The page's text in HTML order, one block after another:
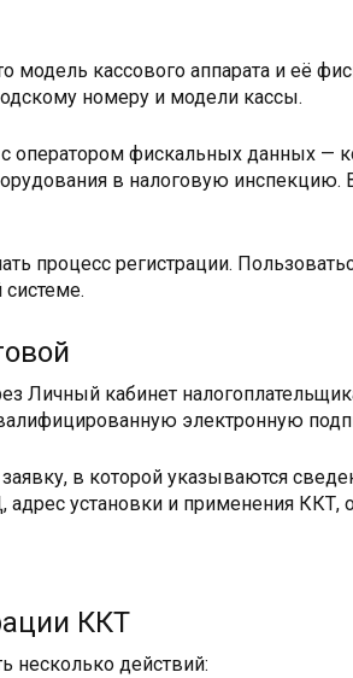
модель кассового аппарата и её
номеру и модели кассы.
оператором фискальных данных —
в налоговую
процесс регистрации.
Личный кабинет
электронную
в которой указываются
установки и применения ККТ,
ККТ
несколько действий: